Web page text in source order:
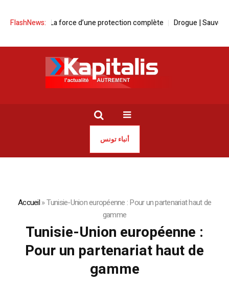
FlashNews:
| La force d’une protection complète Drogue | Sauvons nos
أنباء تونس
Accueil»Tunisie-Union européenne : Pour un partenariat haut de
gamme
Tunisie-Union européenne :
Pour un partenariat haut de
gamme